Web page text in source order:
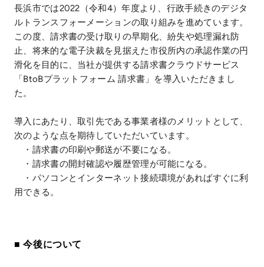
長浜市では2022（令和4）年度より、行政手続きのデジタ
ルトランスフォーメーションの取り組みを進めています。
この度、請求書の受け取りの早期化、紛失や処理漏れ防
止、将来的な電子決裁を見据えた市役所内の承認作業の円
滑化を目的に、当社が提供する請求書クラウドサービス
「BtoBプラットフォーム 請求書」を導入いただきまし
た。
導入にあたり、取引先である事業者様のメリットとして、
次のような点を期待していただいています。
・請求書の印刷や郵送が不要になる。
・請求書の開封確認や履歴管理が可能になる。
・パソコンとインターネット接続環境があればすぐに利
用できる。
■ 今後について